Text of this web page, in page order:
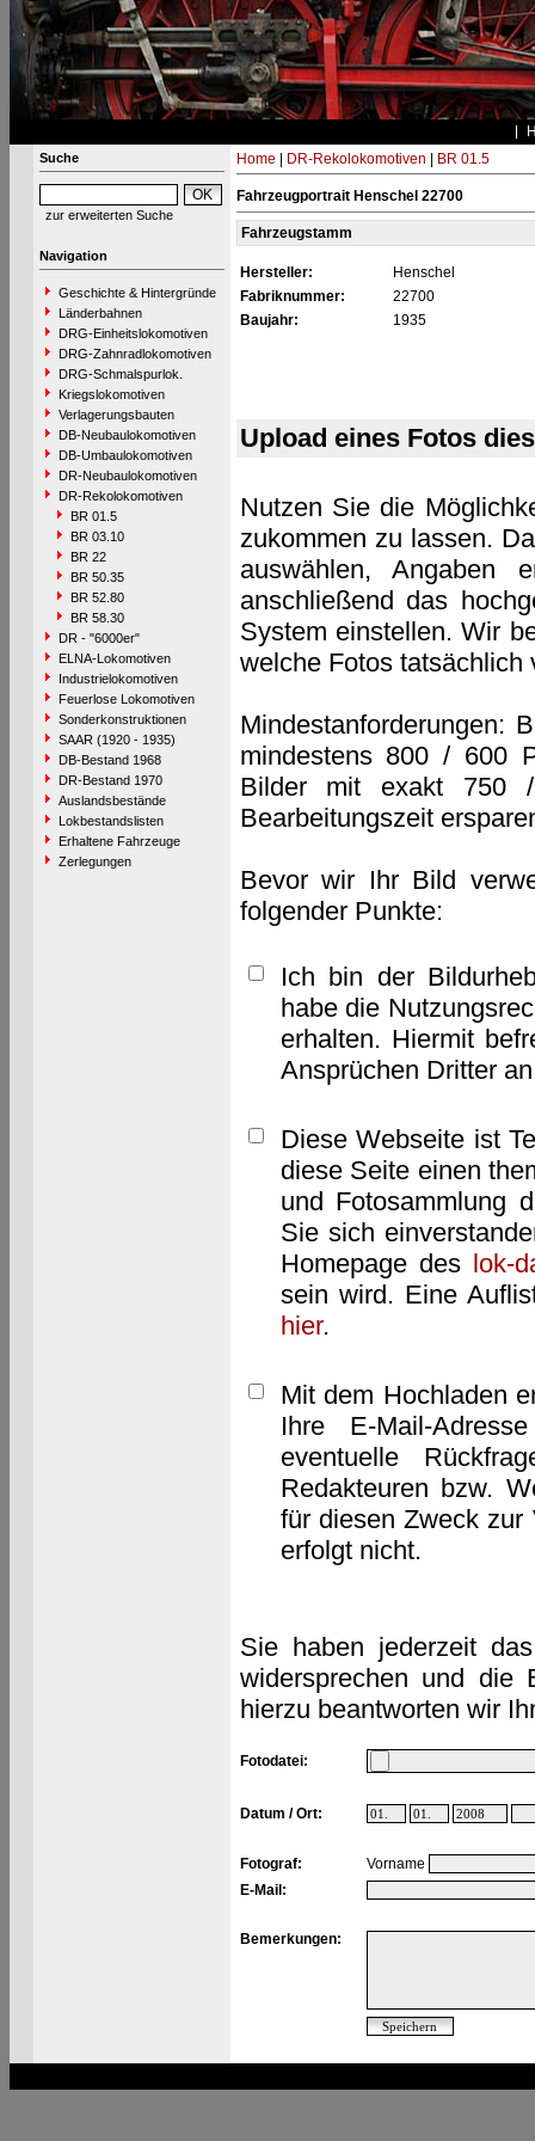
Suche
zur erweiterten Suche
Navigation
Geschichte & Hintergründe
Länderbahnen
DRG-Einheitslokomotiven
DRG-Zahnradlokomotiven
DRG-Schmalspurlok.
Kriegslokomotiven
Verlagerungsbauten
DB-Neubaulokomotiven
DB-Umbaulokomotiven
DR-Neubaulokomotiven
DR-Rekolokomotiven
BR 01.5
BR 03.10
BR 22
BR 50.35
BR 52.80
BR 58.30
DR - "6000er"
ELNA-Lokomotiven
Industrielokomotiven
Feuerlose Lokomotiven
Sonderkonstruktionen
SAAR (1920 - 1935)
DB-Bestand 1968
DR-Bestand 1970
Auslandsbestände
Lokbestandslisten
Erhaltene Fahrzeuge
Zerlegungen
Home DR-Rekolokomotiven BR 01.5
Fahrzeugportrait Henschel 22700
Fahrzeugstamm
Hersteller:
Henschel
Fabriknummer:
22700
Baujahr:
1935
Upload eines Fotos
Nutzen Sie die
zukommen zu lassen.
auswählen, Angaben
anschließend das
System einstellen. Wir
welche Fotos tatsächlich
Mindestanforderungen:
mindestens 800 / 600
Bilder mit exakt 750
Bearbeitungszeit
Bevor wir Ihr Bild
folgender Punkte:
Ich bin der
habe die
erhalten. Hiermit
Ansprüchen Dritter
Diese Webseite ist
diese Seite einen
und Fotosammlung
Sie sich
Homepage des lok-
sein wird. Eine
hier.
Mit dem Hochladen
Ihre E-Mail-
eventuelle
Redakteuren bzw.
für diesen Zweck zur
erfolgt nicht.
Sie haben jederzeit
widersprechen und die
hierzu beantworten wir
Fotodatei:
Datum / Ort:
Fotograf:
Vorname
E-Mail:
Bemerkungen: